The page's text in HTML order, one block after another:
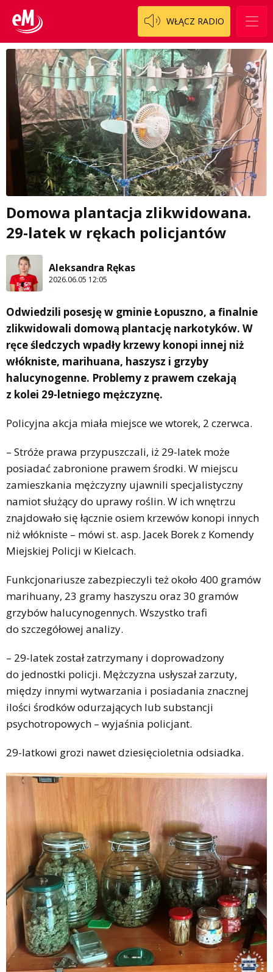
WŁĄCZ RADIO
Domowa plantacja zlikwidowana.
29-latek w rękach policjantów
Aleksandra Rękas
2026.06.05 12:05
Odwiedzili posesję w gminie Łopuszno, a finalnie
zlikwidowali domową plantację narkotyków. W
ręce śledczych wpadły krzewy konopi innej niż
włókniste, marihuana, haszysz i grzyby
halucynogenne. Problemy z prawem czekają
z kolei 29-letniego mężczyznę.
Policyjna akcja miała miejsce we wtorek, 2 czerwca.
– Stróże prawa przypuszczali, iż 29-latek może
posiadać zabronione prawem środki. W miejscu
zamieszkania mężczyzny ujawnili specjalistyczny
namiot służący do uprawy roślin. W ich wnętrzu
znajdowało się łącznie osiem krzewów konopi innych
niż włókniste – mówi st. asp. Jacek Borek z Komendy
Miejskiej Policji w Kielcach.
Funkcjonariusze zabezpieczyli też około 400 gramów
marihuany, 23 gramy haszyszu oraz 30 gramów
grzybów halucynogennych. Wszystko trafi
do szczegółowej analizy.
– 29-latek został zatrzymany i doprowadzony
do jednostki policji. Mężczyzna usłyszał zarzuty,
między innymi wytwarzania i posiadania znacznej
ilości środków odurzających lub substancji
psychotropowych – wyjaśnia policjant.
29-latkowi grozi nawet dziesięcioletnia odsiadka.